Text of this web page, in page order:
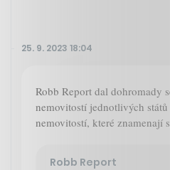
25. 9. 2023 18:04
Robb Report dal dohromady
nemovitostí jednotlivých
nemovitostí, které znamenají
Robb Report